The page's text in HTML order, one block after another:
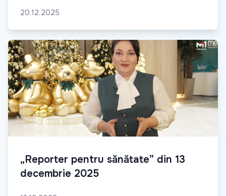
20.12.2025
„Reporter pentru sănătate” din 13
decembrie 2025